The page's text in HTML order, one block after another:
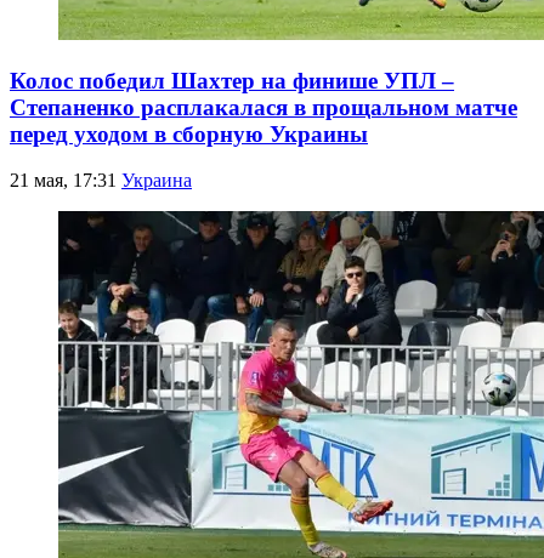
Колос победил Шахтер на финише УПЛ –
Степаненко расплакалася в прощальном матче
перед уходом в сборную Украины
21 мая, 17:31 Украина